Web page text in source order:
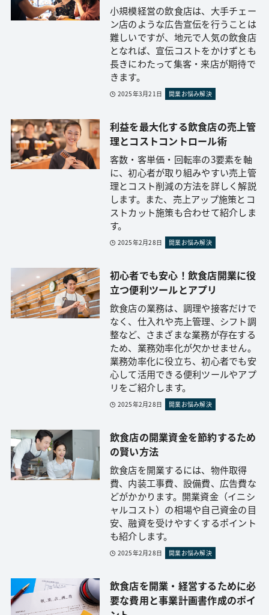
小規模経営の飲食店は、大手チェー
ン店のような広告宣伝を行うことは
難しいですが、地元で人気の飲食店
となれば、宣伝コストをかけずとも
長きにわたって集客・来店が期待で
きます。
2025年3月21日 開業お悩み解決
利益を最大化する飲食店の売上管
理とコストコントロール術
客数・客単価・回転率の3要素を軸
に、初心者が取り組みやすい売上管
理とコスト削減の方法を詳しく解説
します。また、売上アップ施策とコ
ストカット施策も合わせて紹介しま
す。
2025年2月28日 開業お悩み解決
初心者でも安心！飲食店開業に役
立つ便利ツールとアプリ
飲食店の業務は、調理や接客だけで
なく、仕入れや売上管理、シフト調
整など、さまざまな業務が存在する
ため、業務効率化が欠かせません。
業務効率化に役立ち、初心者でも安
心して活用できる便利ツールやアプ
リをご紹介します。
2025年2月28日 開業お悩み解決
飲食店の開業資金を節約するため
の賢い方法
飲食店を開業するには、物件取得
費、内装工事費、設備費、広告費な
どがかかります。開業資金（イニシ
ャルコスト）の相場や自己資金の目
安、融資を受けやすくするポイント
も紹介します。
2025年2月28日 開業お悩み解決
飲食店を開業・経営するために必
要な費用と事業計画書作成のポイ